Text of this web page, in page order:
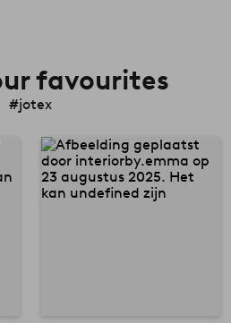
favourites
#jotex